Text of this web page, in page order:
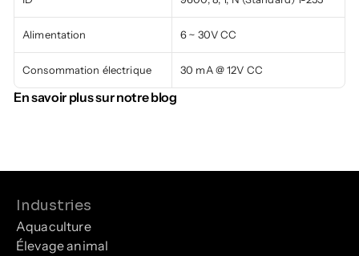
Alimentation 6 ~ 30V CC
Consommation électrique 30 mA @ 12V CC
En savoir plus sur notre blog
Industries
Aquaculture
Élevage animal